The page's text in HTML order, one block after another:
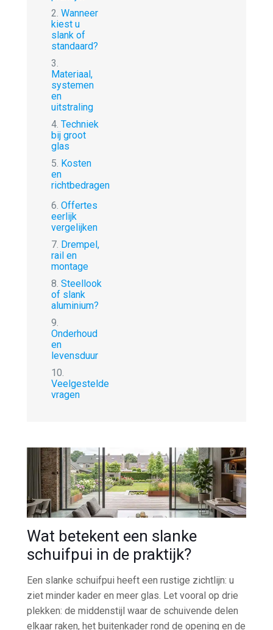
2.Wanneer
kiest u
slank of
standaard?
3.
Materiaal,
systemen
en
uitstraling
4.Techniek
bij groot
glas
5. Kosten
en
richtbedragen
6.Offertes
eerlijk
vergelijken
7. Drempel,
rail en
montage
8.Steellook
of slank
aluminium?
9.
Onderhoud
en
levensduur
10.
Veelgestelde
vragen
Wat betekent een slanke
schuifpui in de praktijk?
Een slanke schuifpui heeft een rustige zichtlijn: u
ziet minder kader en meer glas. Let vooral op drie
plekken: de middenstijl waar de schuivende delen
elkaar raken, het buitenkader rond de opening en de